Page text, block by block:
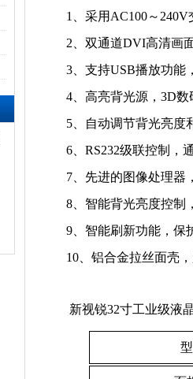
1、采用AC100～240V
2、双通道DVI高清画
3、 支持USB播放功能
4、高亮背光源， 3D数
5、
自动调节背光亮度
6、RS232级联控制，
7、先进的图像处理器
8、智能背光亮度控制
9、智能刷新功能，保
10、铝合金拉丝面壳
新视锐32寸工业级液